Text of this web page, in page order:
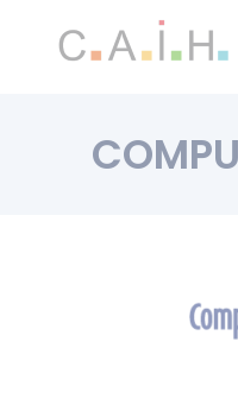
Panneau de gestion des